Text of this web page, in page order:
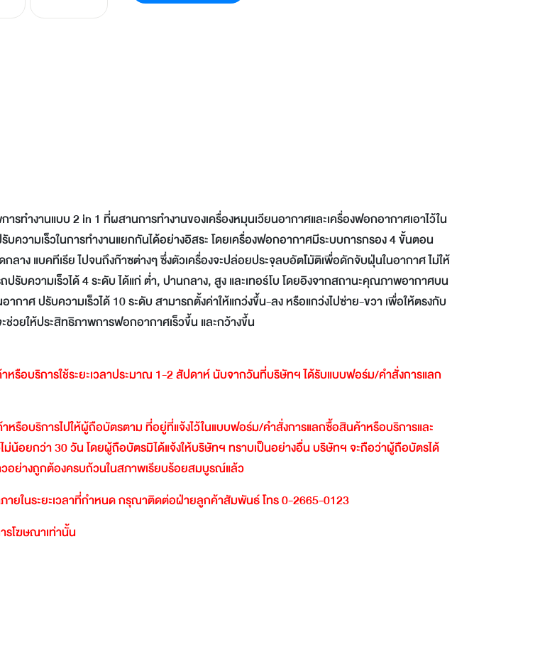
รทำงานแบบ 2 in 1 ที่ผสานการทำงานของเครื่องหมุนเวียนอากาศและเครื่องฟอกอากาศเอาไว้ใน
บความเร็วในการทำงานแยกกันได้อย่างอิสระ โดยเครื่องฟอกอากาศมีระบบการกรอง 4 ขั้นตอน
ลาง แบคทีเรีย ไปจนถึงก๊าซต่างๆ ซึ่งตัวเครื่องจะปล่อยประจุลบอัตโมัติเพื่อดักจับฝุ่นในอากาศ ไม่ให้
รับความเร็วได้ 4 ระดับ ได้แก่ ต่ำ, ปานกลาง, สูง และเทอร์โบ โดยอิงจากสถานะคุณภาพอากาศบน
ากาศ ปรับความเร็วได้ 10 ระดับ สามารถตั้งค่าให้แกว่งขึ้น-ลง หรือแกว่งไปซ่าย-ขวา เพื่อให้ตรงกับ
ช่วยให้ประสิทธิภาพการฟอกอากาศเร็วขึ้น และกว้างขึ้น
รือบริการใช้ระยะเวลาประมาณ 1-2สัปดาห์นับจากวันที่บริษัทฯได้รับแบบฟอร์ม/คำสั่งการแลก
รือบริการไปให้ผู้ถือบัตรตามที่อยู่ที่แจ้งไว้ในแบบฟอร์ม/คำสั่งการแลกซื้อสินค้าหรือบริการและ
ม่น้อยกว่า30วันโดยผู้ถือบัตรมิได้แจ้งให้บริษัทฯทราบเป็นอย่างอื่นบริษัทฯจะถือว่าผู้ถือบัตรได้
อย่างถูกต้องครบถ้วนในสภาพเรียบร้อยสมบูรณ์แล้ว
ยในระยะเวลาที่กำหนดกรุณาติดต่อฝ่ายลูกค้าสัมพันธ์โทร0-2665-0123
รโฆษณาเท่านั้น